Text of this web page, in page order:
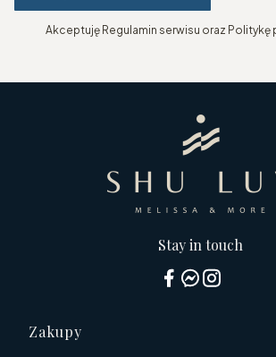
Akceptuję Regulamin serwisu oraz Politykę
Stay in touch
Linki w stopce
Zakupy